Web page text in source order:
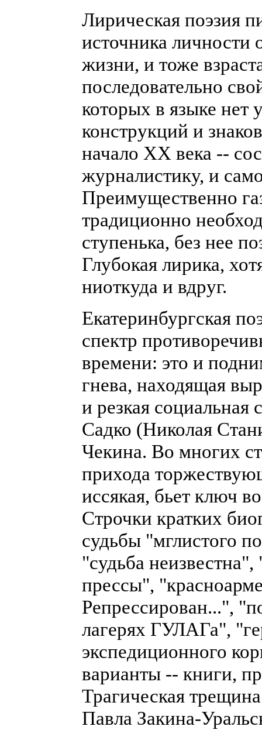
Лирическая поэзия
источника
жизни, и тоже
последовательно
которых в языке нет
конструкций и
начало ХХ века --
журналистику, и
Преимущественно
традиционно
ступенька, без нее
Глубокая лирика,
ниоткуда и вдруг.
Екатеринбургская
спектр
времени: это и
гнева, находящая
и резкая социальная
Садко (Николая
Чекина. Во многих
прихода
иссякая, бьет ключ
Строчки кратких
судьбы "мглистого
"судьба
прессы",
Репрессирован...",
лагерях ГУЛАГа",
экспедиционного
варианты -- книги,
Трагическая
Павла Закина-